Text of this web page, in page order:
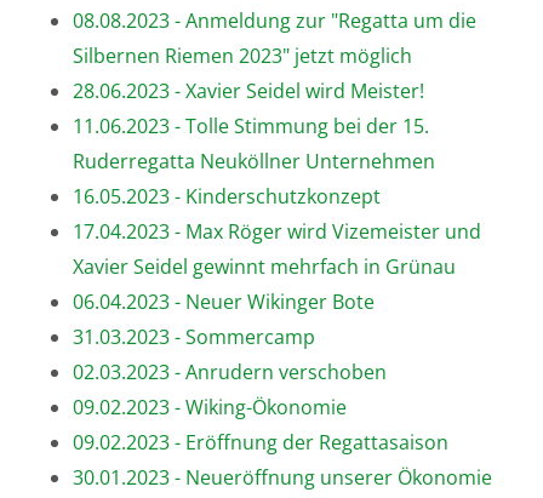
08.08.2023 - Anmeldung zur "Regatta um die
Silbernen Riemen 2023" jetzt möglich
28.06.2023 - Xavier Seidel wird Meister!
11.06.2023 - Tolle Stimmung bei der 15.
Ruderregatta Neuköllner Unternehmen
16.05.2023 - Kinderschutzkonzept
17.04.2023 - Max Röger wird Vizemeister und
Xavier Seidel gewinnt mehrfach in Grünau
06.04.2023 - Neuer Wikinger Bote
31.03.2023 - Sommercamp
02.03.2023 - Anrudern verschoben
09.02.2023 - Wiking-Ökonomie
09.02.2023 - Eröffnung der Regattasaison
30.01.2023 - Neueröffnung unserer Ökonomie